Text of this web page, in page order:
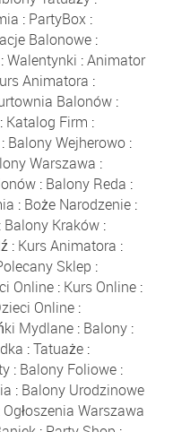
: PartyBox:
Balonowe :
:Walentynki :Animator
Animatora :
Balonów :
: Katalog Firm :
Balony Wejherowo:
Warszawa :
: Balony Reda :
: Boże Narodzenie:
: Balony Kraków :
: Kurs Animatora :
Sklep :
Online: Kurs Online:
Online :
Mydlane : Balony :
:Tatuaże:
: Balony Foliowe :
: Balony Urodzinowe
Ogłoszenia Warszawa